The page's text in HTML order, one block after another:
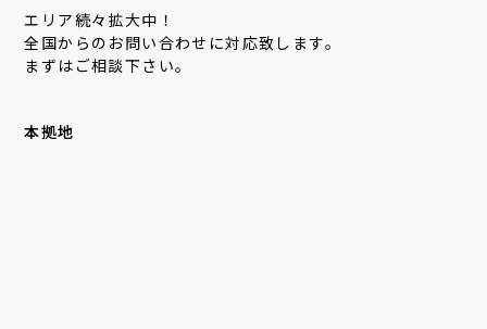
エリア続々拡大中！
全国からのお問い合わせに対応致します。
まずはご相談下さい。
本拠地